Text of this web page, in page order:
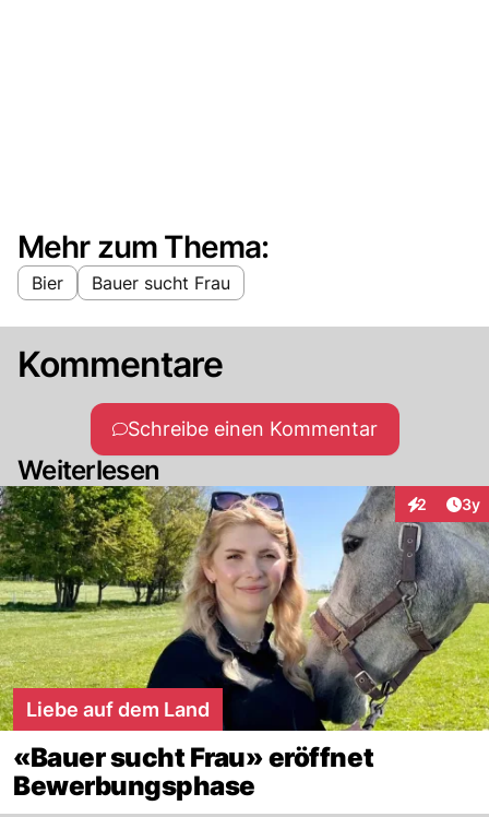
Mehr zum Thema:
Bier Bauer sucht Frau
Kommentare
Schreibe einen Kommentar
Weiterlesen
2 3y
Liebe auf dem Land
«Bauer sucht Frau» eröffnet
Bewerbungsphase